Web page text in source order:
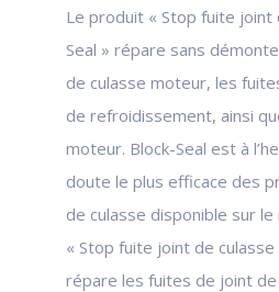
Le produit « Stop fuite joint
Seal » répare sans
de culasse moteur, les
de refroidissement, ainsi
moteur. Block-Seal est à
doute le plus efficace des
de culasse disponible sur le
« Stop fuite joint de culasse
répare les fuites de joint de